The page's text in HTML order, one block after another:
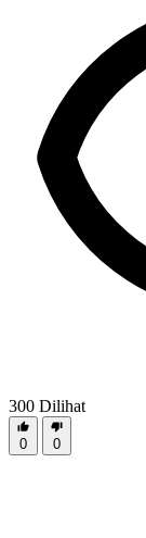
300 Dilihat
0 0